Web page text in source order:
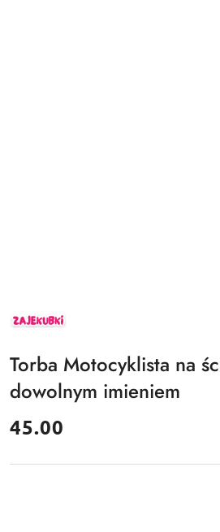
ZAJEKUBKI
Torba Motocyklista na
dowolnym imieniem
cena:
45.00